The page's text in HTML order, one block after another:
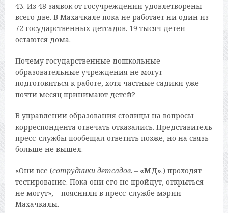
43. Из 48 заявок от госучреждений удовлетворены
всего две. В Махачкале пока не работает ни один из
72 государственных детсадов. 19 тысяч детей
остаются дома.
Почему государственные дошкольные
образовательные учреждения не могут
подготовиться к работе, хотя частные садики уже
почти месяц принимают детей?
В управлении образования столицы на вопросы
корреспондента отвечать отказались. Представитель
пресс-службы пообещал ответить позже, но на связь
больше не вышел.
«Они все (сотрудники детсадов. – «МД».) проходят
тестирование. Пока они его не пройдут, открыться
не могут», – пояснили в пресс-службе мэрии
Махачкалы.